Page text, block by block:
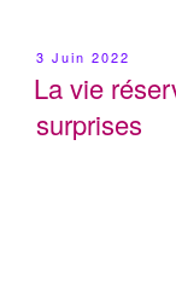
Publié
Le
3 Juin 2022
La vie
surprises